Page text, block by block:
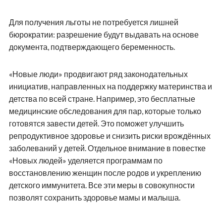
Для получения льготы не потребуется лишней
бюрократии: разрешение будут выдавать на основе
документа, подтверждающего беременность.
«Новые люди» продвигают ряд законодательных
инициатив, направленных на поддержку материнства и
детства по всей стране. Например, это бесплатные
медицинские обследования для пар, которые только
готовятся завести детей. Это поможет улучшить
репродуктивное здоровье и снизить риски врождённых
заболеваний у детей. Отдельное внимание в повестке
«Новых людей» уделяется программам по
восстановлению женщин после родов и укреплению
детского иммунитета. Все эти меры в совокупности
позволят сохранить здоровье мамы и малыша.